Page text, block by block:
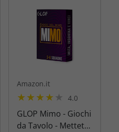
Amazon.it
4.0
GLOP Mimo - Giochi
da Tavolo - Mettete